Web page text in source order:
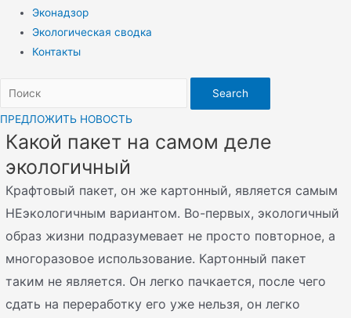
Эконадзор
Экологическая сводка
Контакты
Search
ПРЕДЛОЖИТЬ НОВОСТЬ
Какой пакет на самом деле
экологичный
Крафтовый пакет, он же картонный, является самым
НЕэкологичным вариантом. Во-первых, экологичный
образ жизни подразумевает не просто повторное, а
многоразовое использование. Картонный пакет
таким не является. Он легко пачкается, после чего
сдать на переработку его уже нельзя, он легко